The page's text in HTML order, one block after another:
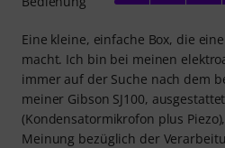
Eine kleine, einfache Box, die
macht. Ich bin bei meinen
immer auf der Suche nach dem
meiner Gibson SJ100,
(Kondensatormikrofon plus
Meinung bezüglich der